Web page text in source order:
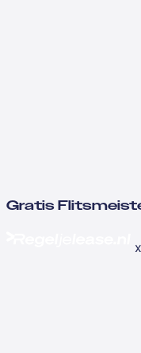
Gratis
x